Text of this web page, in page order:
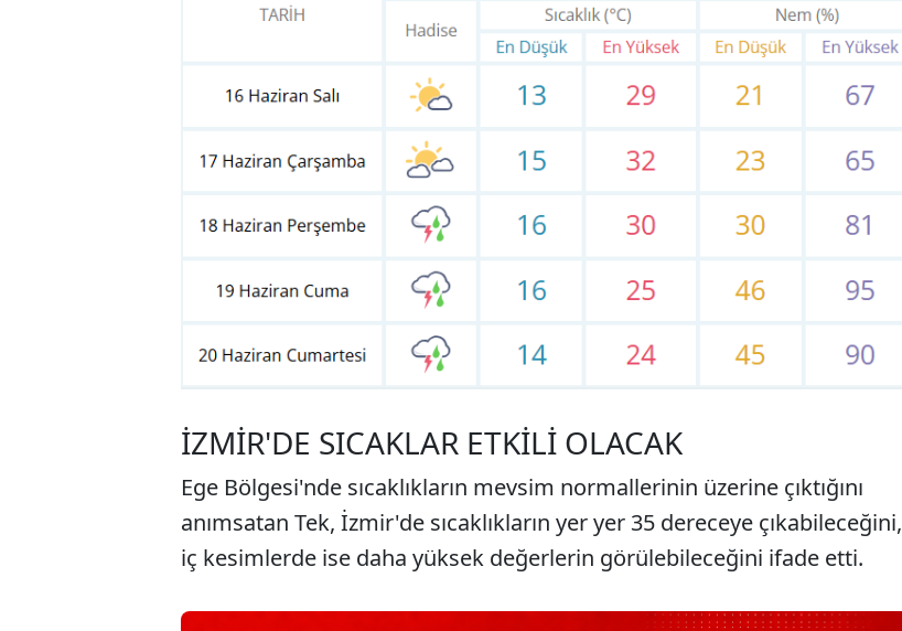
İZMİR'DE SICAKLAR ETKİLİ OLACAK
Ege Bölgesi'nde sıcaklıkların mevsim normallerinin üzerine çıktığını
anımsatan Tek, İzmir'de sıcaklıkların yer yer 35 dereceye çıkabileceğini,
iç kesimlerde ise daha yüksek değerlerin görülebileceğini ifade etti.